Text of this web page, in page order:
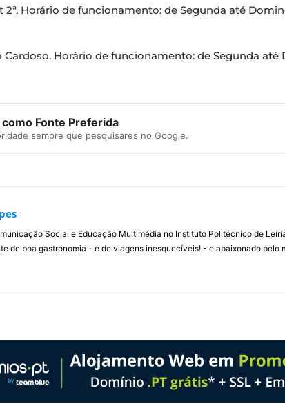
2ª. Horário de funcionamento: de Segunda até
Cardoso. Horário de funcionamento: de Segunda até
Fonte Preferida
sempre que pesquisares no Google.
Social e Educação Multimédia no Instituto Politécnico de
de boa gastronomia - e de viagens inesquecíveis! - e apaixonado pelo